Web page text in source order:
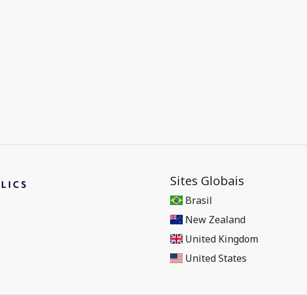
Sites Globais
Brasil
New Zealand
United Kingdom
United States